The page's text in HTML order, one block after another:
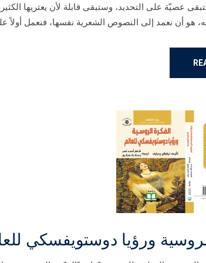
عصيّة على التحديد، وستبقى قابلة لأن يعتريها
هو أن نعمد إلى النصوص الشعرية نفسها، فنعمل أولاً
ورؤيا دوستويفسكي